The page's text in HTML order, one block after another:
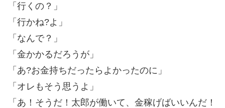
「行くの？」
「行かね?よ」
「なんで？」
「金かかるだろうが」
「あ?お金持ちだったらよかったのに」
「オレもそう思うよ」
「あ！そうだ！太郎が働いて、金稼げばいいんだ！